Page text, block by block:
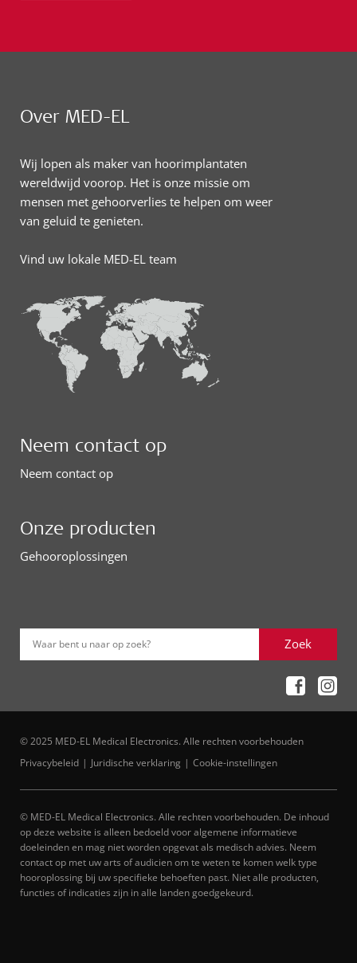
Over MED-EL
Wij lopen als maker van hoorimplantaten
wereldwijd voorop. Het is onze missie om
mensen met gehoorverlies te helpen om weer
van geluid te genieten.
Vind uw lokale MED-EL team
Neem contact op
Neem contact op
Onze producten
Gehooroplossingen
Waar bent u naar op zoek? Zoek
© 2025 MED-EL Medical Electronics. Alle rechten voorbehouden
Privacybeleid
Juridische verklaring Cookie-instellingen
© MED-EL Medical Electronics. Alle rechten voorbehouden. De inhoud
op deze website is alleen bedoeld voor algemene informatieve
doeleinden en mag niet worden opgevat als medisch advies. Neem
contact op met uw arts of audicien om te weten te komen welk type
hooroplossing bij uw specifieke behoeften past. Niet alle producten,
functies of indicaties zijn in alle landen goedgekeurd.